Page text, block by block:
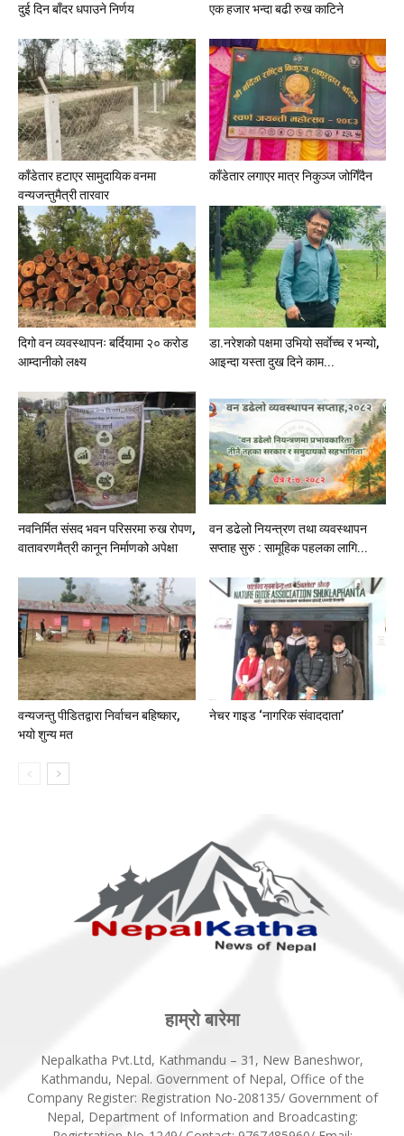
दुई दिन बाँदर धपाउने निर्णय एक हजार भन्दा बढी रुख काटिने
काँडेतार हटाएर सामुदायिक वनमा
वन्यजन्तुमैत्री तारवार
काँडेतार लगाएर मात्र निकुञ्ज जोगिँदैन
दिगो वन व्यवस्थापनः बर्दियामा २० करोड
आम्दानीको लक्ष्य
डा.नरेशको पक्षमा उभियो सर्वाेच्च र भन्यो,
आइन्दा यस्ता दुख दिने काम...
नवनिर्मित संसद भवन परिसरमा रुख रोपण,
वातावरणमैत्री कानून निर्माणको अपेक्षा
वन डढेलो नियन्त्रण तथा व्यवस्थापन
सप्ताह सुरु : सामूहिक पहलका लागि...
वन्यजन्तु पीडितद्वारा निर्वाचन बहिष्कार,
भयो शुन्य मत
नेचर गाइड ‘नागरिक संवाददाता’
हाम्रो बारेमा
Nepalkatha Pvt.Ltd, Kathmandu – 31, New Baneshwor,
Kathmandu, Nepal. Government of Nepal, Office of the
Company Register: Registration No-208135/ Government of
Nepal, Department of Information and Broadcasting: